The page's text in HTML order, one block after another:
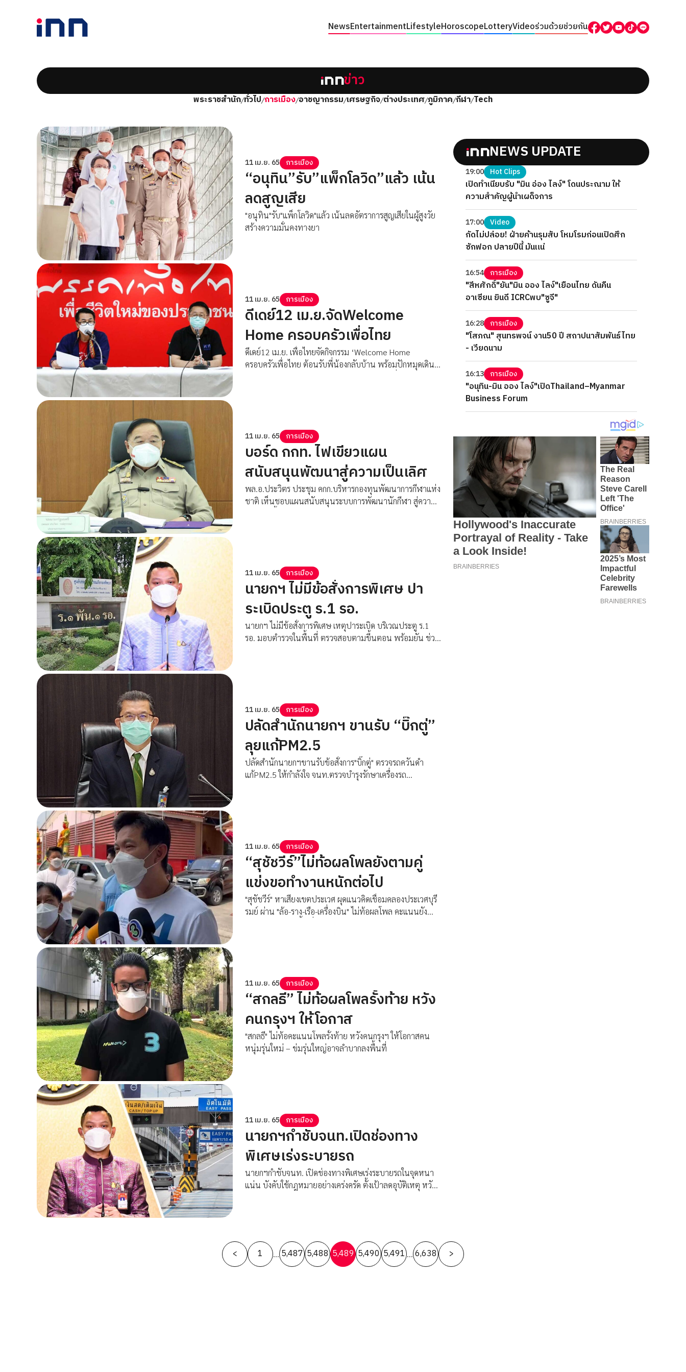
NewsEntertainmentLifestyleHoroscopeLotteryVideoร่วมด้วยช่วยกัน
ข่าว
พระราชสำนัก/ทั่วไป/การเมือง/อาชญากรรม/เศรษฐกิจ/ต่างประเทศ/ภูมิภาค/กีฬา/Tech
11 เม.ย. 65 การเมือง
“อนุทิน”รับ”แพ็กโลวิด”แล้ว เน้น
ลดสูญเสีย
"อนุทิน"รับ"แพ็กโลวิด"แล้ว เน้นลดอัตราการสูญเสียในผู้สูงวัย
สร้างความมั่นคงทางยา
11 เม.ย. 65 การเมือง
ดีเดย์12 เม.ย.จัดWelcome
Home ครอบครัวเพื่อไทย
ดีเดย์12 เม.ย. เพื่อไทยจัดกิจกรรม ‘Welcome Home
ครอบครัวเพื่อไทย ต้อนรับพี่น้องกลับบ้าน พร้อมปักหมุดเดิน
11 เม.ย. 65 การเมือง
บอร์ด กกท. ไฟเขียวแผน
สนับสนุนพัฒนาสู่ความเป็นเลิศ
พล.อ.ประวิตร ประชุม คกก.บริหารกองทุนพัฒนาการกีฬาแห่ง
ชาติ เห็นชอบแผนสนับสนุนระบบการพัฒนานักกีฬา สู่ความ
11 เม.ย. 65 การเมือง
นายกฯ ไม่มีข้อสั่งการพิเศษ ปา
ระเบิดประตู ร.1 รอ.
นายกฯ ไม่มีข้อสั่งการพิเศษ เหตุปาระเบิด บริเวณประตู ร.1
รอ. มอบตำรวจในพื้นที่ ตรวจสอบตามขี้นตอน พร้อมยัน ช่วง
11 เม.ย. 65 การเมือง
ปลัดสำนักนายกฯ ขานรับ “บิ๊กตู่”
ลุยแก้PM2.5
ปลัดสำนักนายกฯขานรับข้อสั่งการ"บิ๊กตู่" ตรวจรถควันดำ
แก้PM2.5 ให้กำลังใจ จนท.ตรวจบำรุงรักษาเครื่องรถ
11 เม.ย. 65 การเมือง
“สุชัชวีร์”ไม่ท้อผลโพลยังตามคู่
แข่งขอทำงานหนักต่อไป
"สุชัชวีร์" หาเสียงเขตประเวศ ผุดแนวคิดเชื่อมคลองประเวศบุรี
รมย์ ผ่าน "ล้อ-ราง-เรือ-เครื่องบิน" ไม่ท้อผลโพล คะแนนยัง
11 เม.ย. 65 การเมือง
“สกลธี” ไม่ท้อผลโพลรั้งท้าย หวัง
คนกรุงฯ ให้โอกาส
"สกลธี" ไม่ท้อคะแนนโพลรั้งท้าย หวังคนกรุงฯ ให้โอกาสคน
หนุ่มรุ่นใหม่ – ข่มรุ่นใหญ่อาจลำบากลงพื้นที่
11 เม.ย. 65 การเมือง
นายกฯกำชับจนท.เปิดช่องทาง
พิเศษเร่งระบายรถ
นายกฯกำชับจนท. เปิดช่องทางพิเศษเร่งระบายรถในจุดหนา
แน่น บังคับใช้กฎหมายอย่างเคร่งครัด ตั้งเป้าลดอุบัติเหตุ หวัง
NEWS UPDATE
19:00 Hot Clips
เปิดทำเนียบรับ "มิน อ่อง ไลง์" โดนประณาม ให้
ความสำคัญผู้นำเผด็จการ
17:00 Video
กัดไม่ปล่อย! ฝ่ายค้านรุมสับ โหมโรมก่อนเปิดศึก
ซักฟอก ปลายปีนี้ มันแน่
16:54 การเมือง
"สีหศักดิ์"ยัน"มิน ออง ไลง์"เยือนไทย ดันคืน
อาเซียน ยินดี ICRCพบ"ซูจี"
16:28 การเมือง
"โสภณ" สุนทรพจน์ งาน50 ปี สถาปนาสัมพันธ์ไทย
- เวียดนาม
16:13 การเมือง
"อนุทิน-มิน ออง ไลง์"เปิดThailand–Myanmar
Business Forum
Posts
pagination
< 1 … 5,487 5,488 5,489 5,490 5,491 … 6,638 >